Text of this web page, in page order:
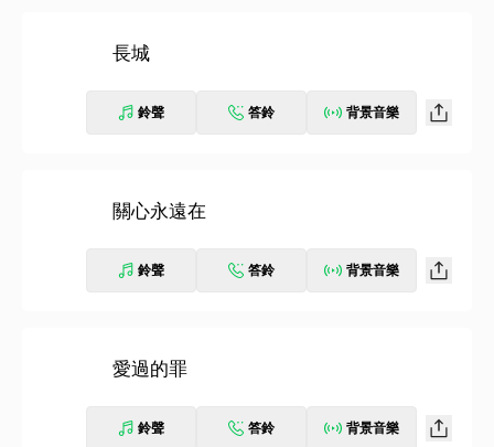
長城
鈴聲 答鈴 背景音樂
關心永遠在
鈴聲 答鈴 背景音樂
愛過的罪
鈴聲 答鈴 背景音樂